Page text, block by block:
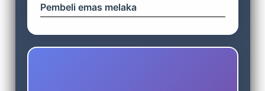
Pembeli emas melaka